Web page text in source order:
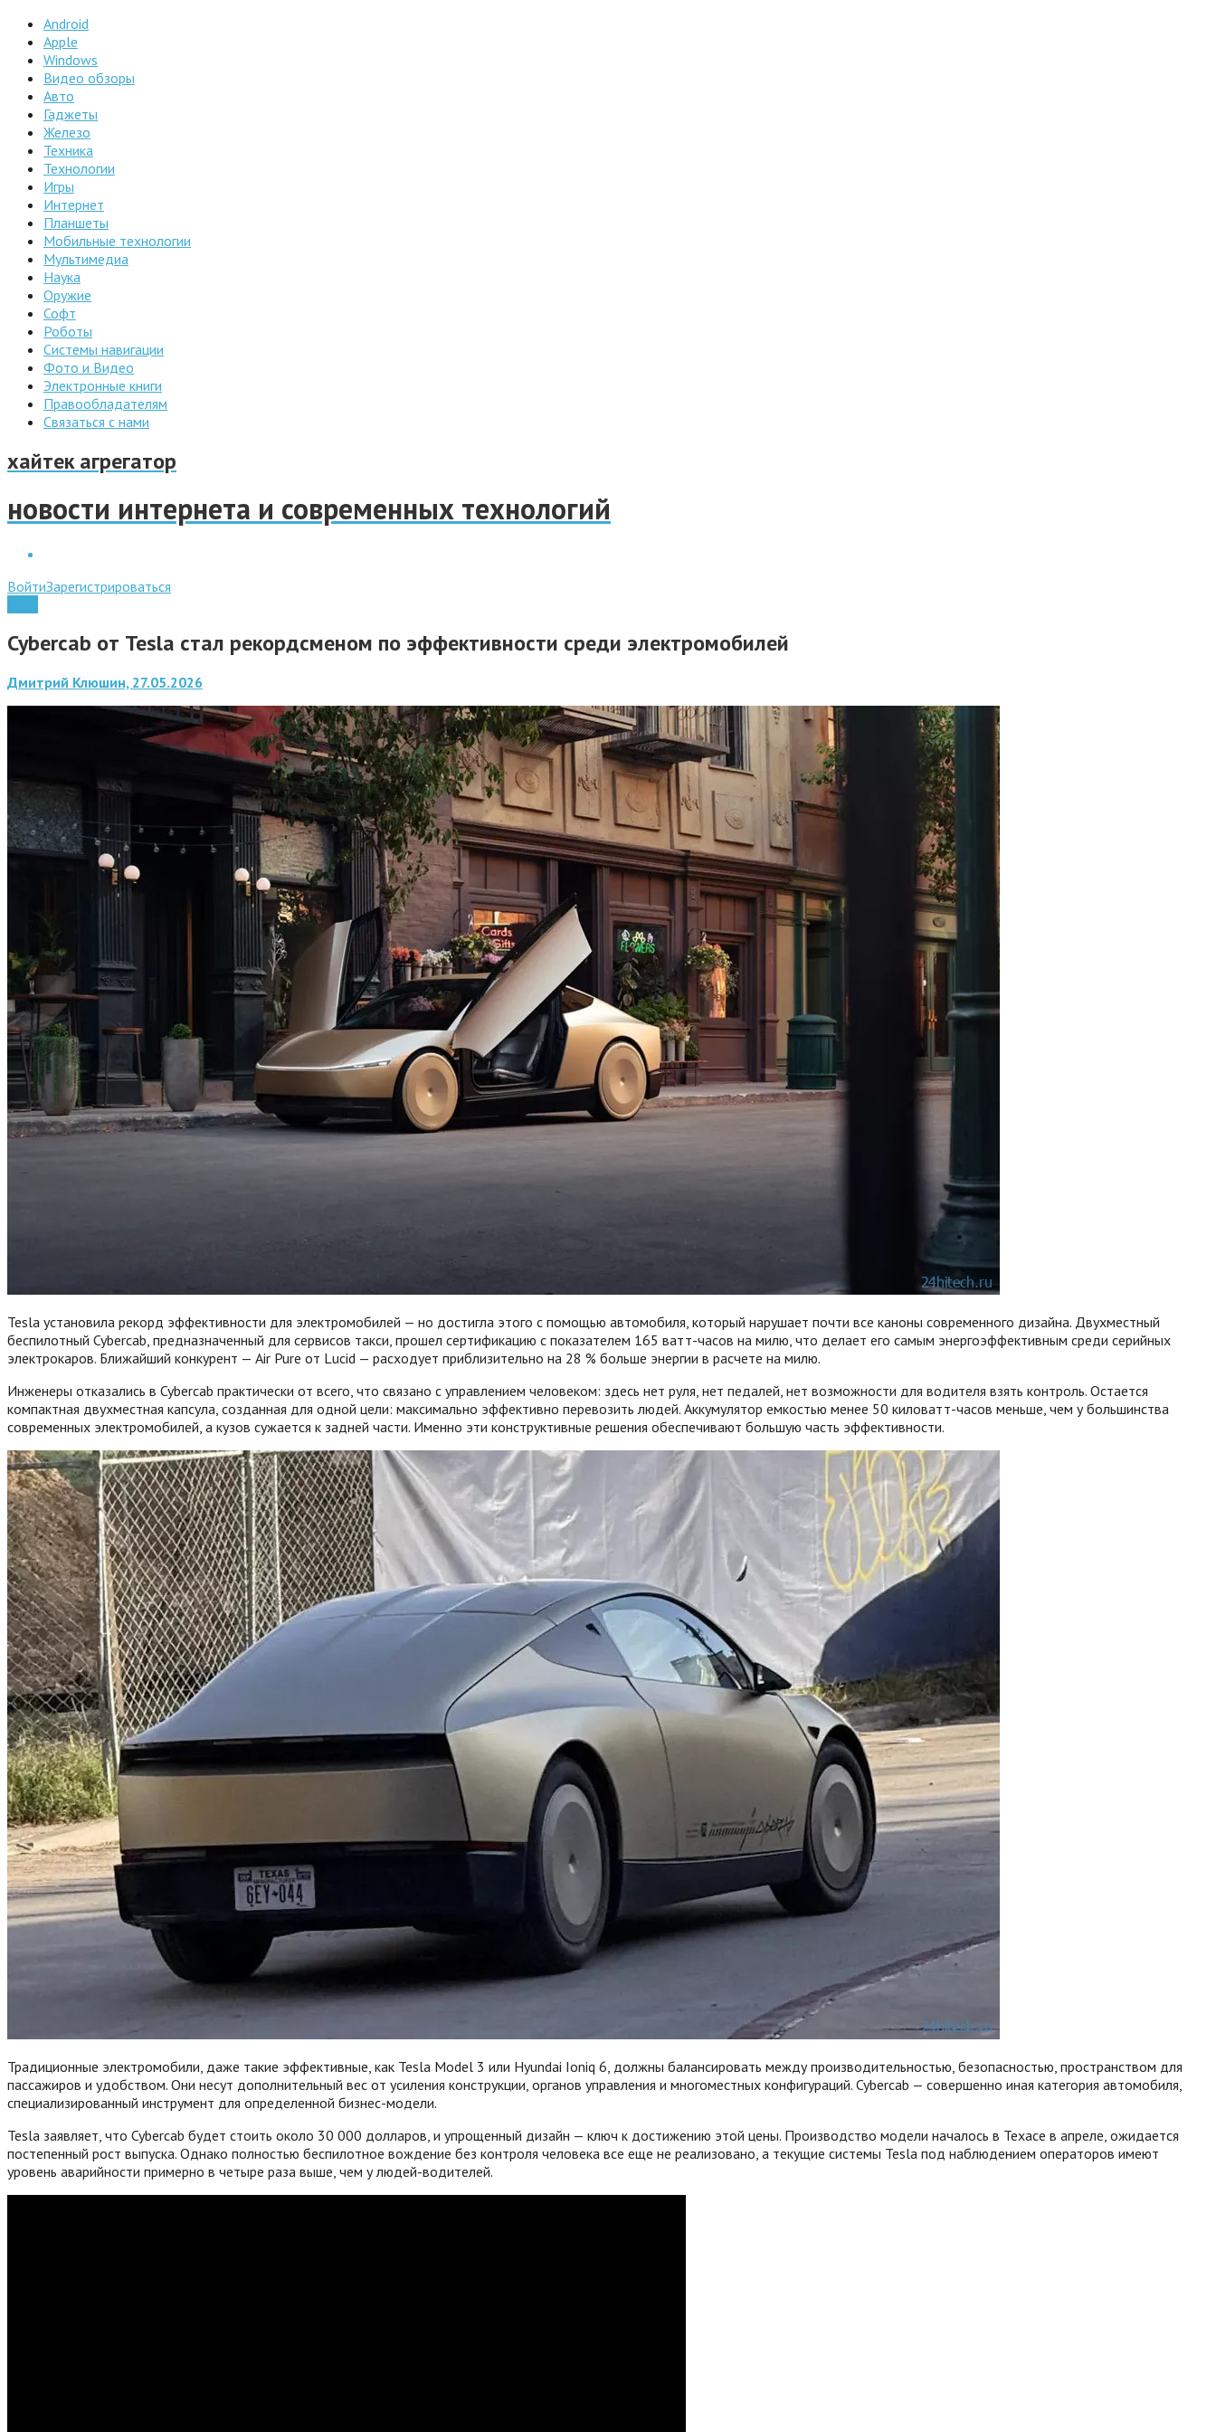
Android
Apple
Windows
Видео обзоры
Авто
Гаджеты
Железо
Техника
Технологии
Игры
Интернет
Планшеты
Мобильные технологии
Мультимедиа
Наука
Оружие
Софт
Роботы
Системы навигации
Фото и Видео
Электронные книги
Правообладателям
Связаться с нами
хайтек агрегатор
новости интернета и современных технологий
ВойтиЗарегистрироваться
Cybercab от Tesla стал рекордсменом по эффективности среди электромобилей
Дмитрий Клюшин, 27.05.2026
Tesla установила рекорд эффективности для электромобилей — но достигла этого с помощью автомобиля, который нарушает почти все каноны современного дизайна. Двухместный
беспилотный Cybercab, предназначенный для сервисов такси, прошел сертификацию с показателем 165 ватт-часов на милю, что делает его самым энергоэффективным среди серийных
электрокаров. Ближайший конкурент — Air Pure от Lucid — расходует приблизительно на 28 % больше энергии в расчете на милю.
Инженеры отказались в Cybercab практически от всего, что связано с управлением человеком: здесь нет руля, нет педалей, нет возможности для водителя взять контроль. Остается
компактная двухместная капсула, созданная для одной цели: максимально эффективно перевозить людей. Аккумулятор емкостью менее 50 киловатт-часов меньше, чем у большинства
современных электромобилей, а кузов сужается к задней части. Именно эти конструктивные решения обеспечивают большую часть эффективности.
Традиционные электромобили, даже такие эффективные, как Tesla Model 3 или Hyundai Ioniq 6, должны балансировать между производительностью, безопасностью, пространством для
пассажиров и удобством. Они несут дополнительный вес от усиления конструкции, органов управления и многоместных конфигураций. Cybercab — совершенно иная категория автомобиля,
специализированный инструмент для определенной бизнес-модели.
Tesla заявляет, что Cybercab будет стоить около 30 000 долларов, и упрощенный дизайн — ключ к достижению этой цены. Производство модели началось в Техасе в апреле, ожидается
постепенный рост выпуска. Однако полностью беспилотное вождение без контроля человека все еще не реализовано, а текущие системы Tesla под наблюдением операторов имеют
уровень аварийности примерно в четыре раза выше, чем у людей-водителей.